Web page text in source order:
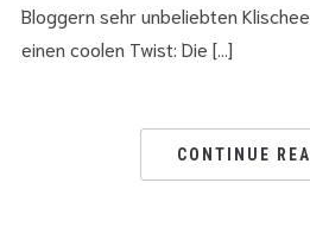
Bloggern sehr unbeliebten
einen coolen Twist: Die […]
CONTINUE